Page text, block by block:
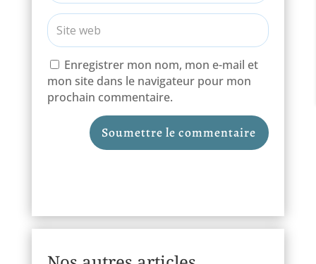
Enregistrer mon nom, mon e-mail et
mon site dans le navigateur pour mon
prochain commentaire.
Soumettre le commentaire